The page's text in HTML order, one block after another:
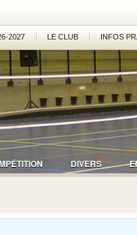
2027 LE CLUB INFOS
DIVERS